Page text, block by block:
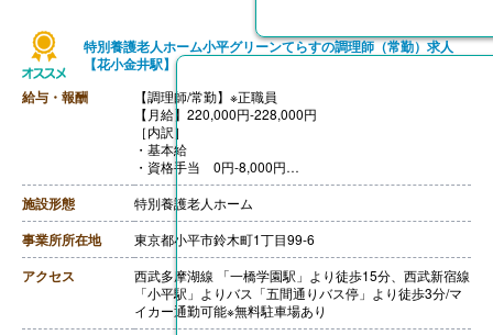
特別養護老人ホーム小平グリーンてらすの調理師（常勤）求人
【花小金井駅】
給与・報酬
【調理師/常勤】※正職員
【月給】220,000円-228,000円
［内訳］
・基本給
・資格手当 0円-8,000円
・処遇改善手当 8,000円
※資格・経験により異なる
［その他手当］
・住宅手当 15,000円
・扶養手当 1人-2人目4,000円、3人-4人目6,000円
【賞与】年2回（計3.00ヶ月分）※同法人施設前年度実
績、業績・個人評価などにより異なる
【通勤手当】あり（実費支給、上限なし）※規定による
【昇給】あり
施設形態 特別養護老人ホーム
事業所所在地 東京都小平市鈴木町1丁目99-6
アクセス
西武多摩湖線 「一橋学園駅」より徒歩15分、西武新宿線
「小平駅」よりバス「五間通りバス停」より徒歩3分/マ
イカー通勤可能※無料駐車場あり